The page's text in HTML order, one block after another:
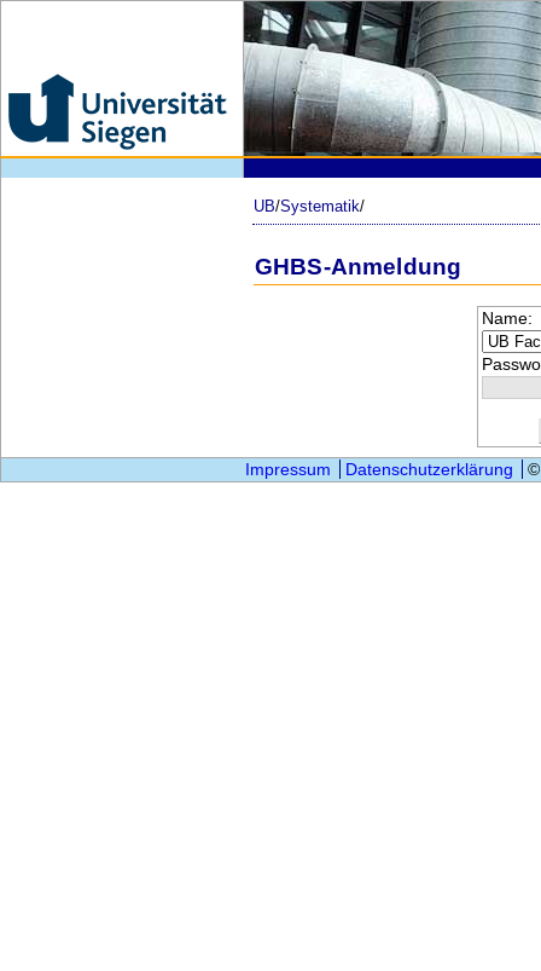
UB/Systematik/
GHBS-Anmeldung
Name:
Impressum Datenschutzerklärung ©